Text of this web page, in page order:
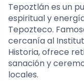
Tepoztlán es un
espiritual y
Tepozteco.
cercanía al
Historia, ofrece
sanación y
locales.